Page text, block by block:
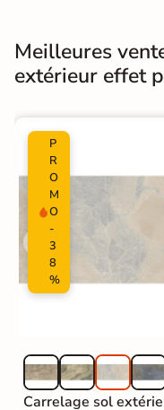
Meilleures
extérieur effet
P
R
O
M
O
-
3
8
%
Carrelage sol